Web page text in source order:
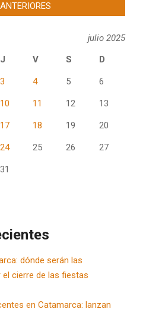
julio 2025
J V S D
3 4 5 6
10 11 12 13
17 18 19 20
24 25 26 27
31
dónde serán las
cierre de las fiestas
en Catamarca: lanzan